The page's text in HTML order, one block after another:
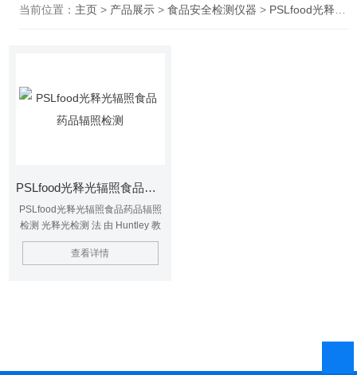
当前位置： 主页> 产品展示> 食品安全检测仪器 > PSLfood光释光辐照食品检测
PSLfood光释光辐照食品药品辐照检测
PSLfood光释光辐照食品药品辐照
检测 光释光检测 法 由 Huntley 教
授 等 于 1985年提出，最早应用于
地质测年领域，称为光释光测年
查看详情